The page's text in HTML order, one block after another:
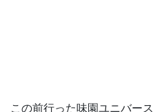
この前行った味園ユニバース